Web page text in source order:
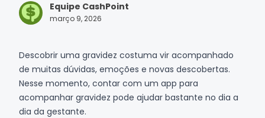
Equipe CashPoint
março 9, 2026
Descobrir uma gravidez costuma vir acompanhado
de muitas dúvidas, emoções e novas descobertas.
Nesse momento, contar com um app para
acompanhar gravidez pode ajudar bastante no dia a
dia da gestante.